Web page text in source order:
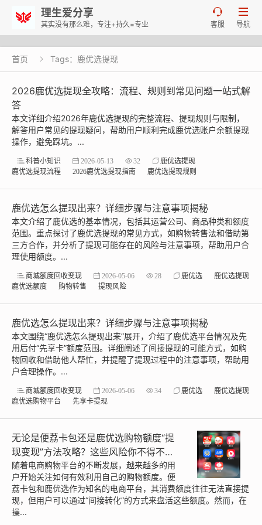
理生爱分享
其实没有那么难，专注+持久=专业

导航

客服
首页  Tags：鹿优选提现
2026鹿优选提现全攻略：流程、规则到常见问题一站式解
答
本文详细介绍2026年鹿优选提现的完整流程、提现规则与限制，
解答用户常见的提现疑问，帮助用户顺利完成鹿优选账户余额提现
操作，避免踩坑。...
科普小知识 2026-05-13 32
鹿优选提现
鹿优选提现流程
2026鹿优选提现指南 鹿优选提现规则
鹿优选怎么提现出来？详细步骤与注意事项揭秘
本文介绍了鹿优选的基本情况，包括其运营公司、商品种类和额度
范围。重点探讨了鹿优选提现的常见方式，如购物转售法和借助第
三方合作，并分析了提现可能存在的风险与注意事项，帮助用户合
理使用额度。...
商城额度回收变现 2026-05-06 28 鹿优选
鹿优选提现
鹿优选额度
购物转售 提现风险
鹿优选怎么提现出来？详细步骤与注意事项揭秘
本文围绕“鹿优选怎么提现出来”展开，介绍了鹿优选平台情况及先
用后付“先享卡”额度范围。详细阐述了间接提现的可能方式，如购
物回收和借助他人帮忙，并提醒了提现过程中的注意事项，帮助用
户合理操作。...
商城额度回收变现 2026-05-06 34 鹿优选
鹿优选提现
鹿优选购物平台
先享卡提现
无论是便荔卡包还是鹿优选购物额度“提
现变现”方法攻略？这些风险你不得不
防！
随着电商购物平台的不断发展，越来越多的用
户开始关注如何有效利用自己的购物额度。便
荔卡包和鹿优选作为知名的电商平台，其消费额度往往无法直接提
现，但用户可以通过“间接转化”的方式来盘活这些额度。然而，在
操...